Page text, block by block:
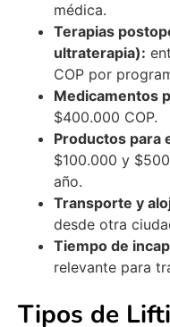
médica.
Terapias
ultraterapia):
COP por
Medicamentos
$400.000 COP.
Productos para
$100.000 y
año.
Transporte y
desde otra
Tiempo de
relevante para
Tipos de